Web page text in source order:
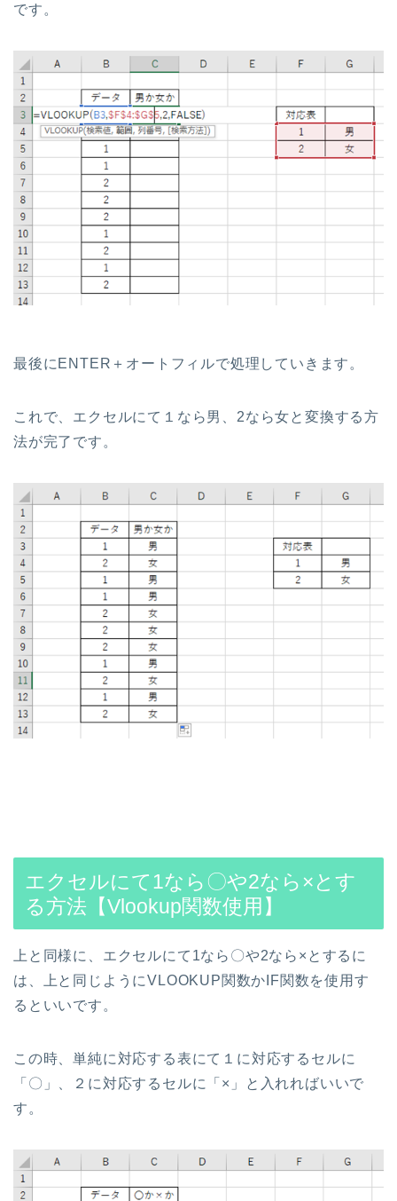
です。
最後にENTER＋オートフィルで処理していきます。
これで、エクセルにて１なら男、2なら女と変換する方
法が完了です。
エクセルにて1なら〇や2なら×とす
る方法【Vlookup関数使用】
上と同様に、エクセルにて1なら〇や2なら×とするに
は、上と同じようにVLOOKUP関数かIF関数を使用す
るといいです。
この時、単純に対応する表にて１に対応するセルに
「〇」、２に対応するセルに「×」と入れればいいで
す。